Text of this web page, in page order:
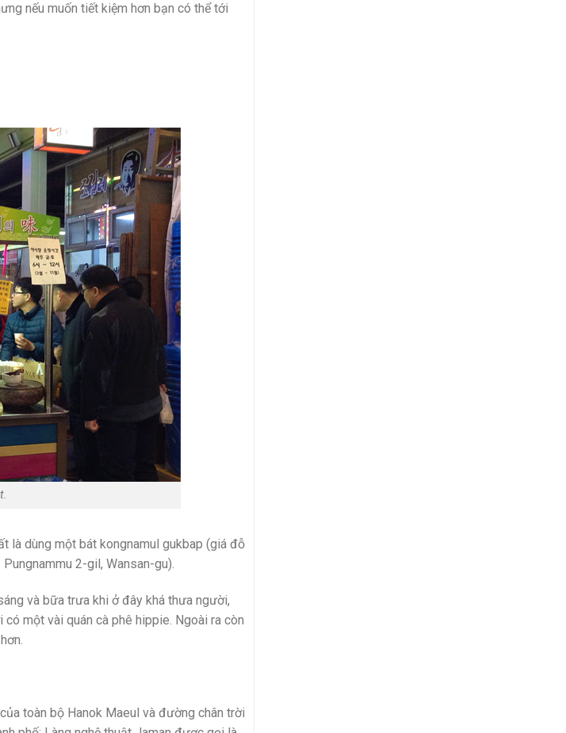
nếu muốn tiết kiệm hơn bạn có thể tới
là dùng một bát kongnamul gukbap (giá đỗ
2-gil, Wansan-gu).
và bữa trưa khi ở đây khá thưa người,
một vài quán cà phê hippie. Ngoài ra còn
toàn bộ Hanok Maeul và đường chân trời